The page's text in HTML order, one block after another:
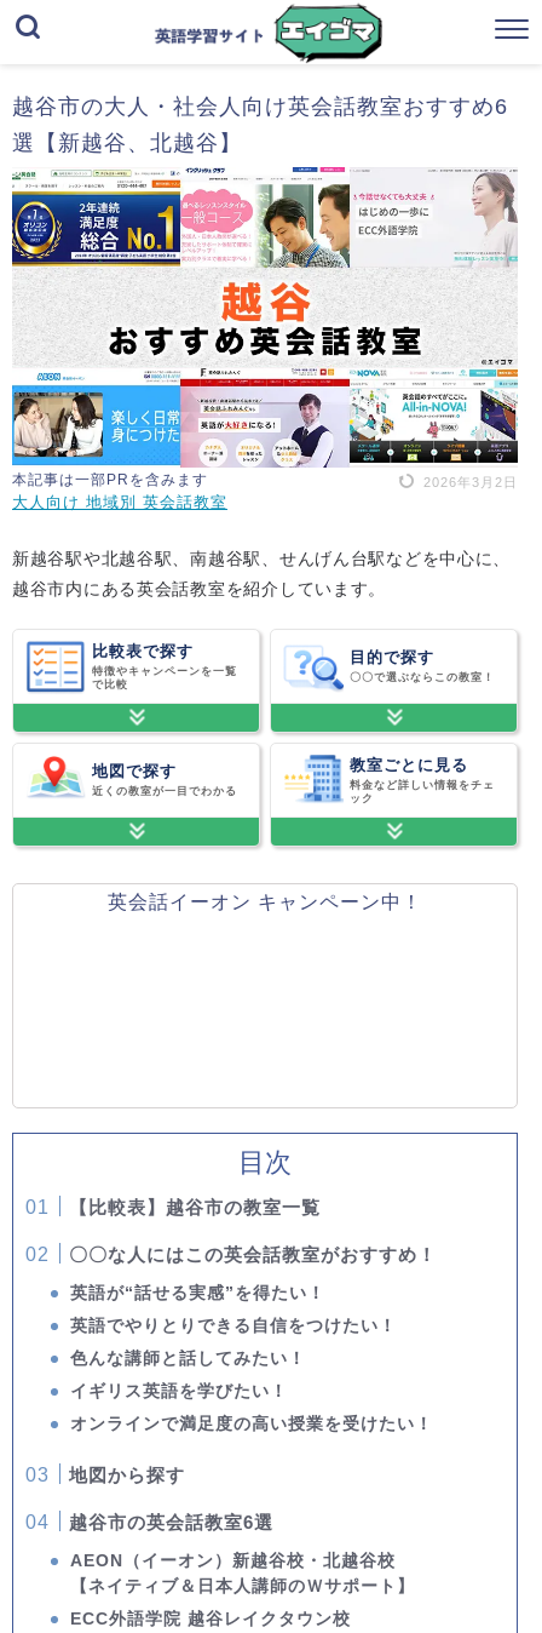
越谷市の大人・社会人向け英会話教室おすすめ6
選【新越谷、北越谷】
本記事は一部PRを含みます 2026年3月2日
大人向け 地域別 英会話教室
新越谷駅や北越谷駅、南越谷駅、せんげん台駅などを中心に、
越谷市内にある英会話教室を紹介しています。
比較表で探す
特徴やキャンペーンを一覧
で比較
目的で探す
〇〇で選ぶならこの教室！
地図で探す
近くの教室が一目でわかる
教室ごとに見る
料金など詳しい情報をチェ
ック
英会話イーオン キャンペーン中！
目次
【比較表】越谷市の教室一覧
〇〇な人にはこの英会話教室がおすすめ！
英語が“話せる実感”を得たい！
英語でやりとりできる自信をつけたい！
色んな講師と話してみたい！
イギリス英語を学びたい！
オンラインで満足度の高い授業を受けたい！
地図から探す
越谷市の英会話教室6選
AEON（イーオン）新越谷校・北越谷校
【ネイティブ＆日本人講師のＷサポート】
ECC外語学院 越谷レイクタウン校